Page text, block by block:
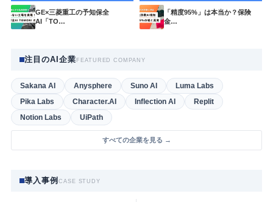
GE×三菱重工の予知保全
AI「TO…
「精度95%」は本当か？保険
金…
注目のAI企業 FEATURED COMPANY
Sakana AI Anysphere Suno AI
Luma Labs
Pika Labs
Character.AI Inflection AI
Replit
Notion Labs
UiPath
すべての企業を見る →
導入事例CASE STUDY